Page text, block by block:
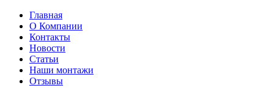
Главная
О Компании
Контакты
Новости
Статьи
Наши монтажи
Отзывы